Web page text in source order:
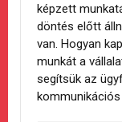
képzett
döntés előtt
van. Hogyan
munkát a
segítsük az